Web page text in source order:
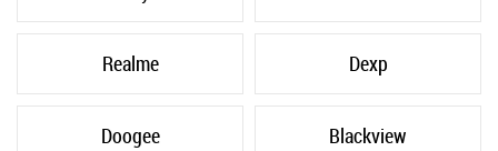
Realme Dexp
Doogee Blackview